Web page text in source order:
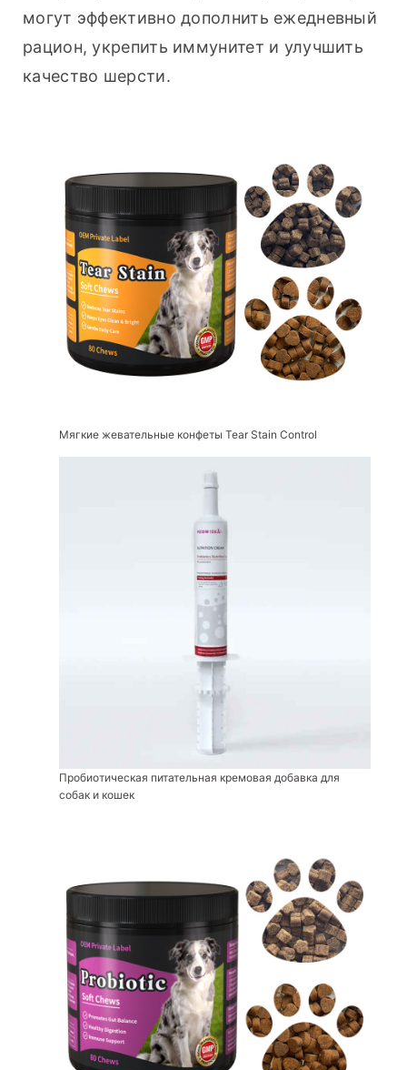
могут эффективно дополнить ежедневный
рацион, укрепить иммунитет и улучшить
качество шерсти.
Мягкие жевательные конфеты Tear Stain Control
Пробиотическая питательная кремовая добавка для
собак и кошек